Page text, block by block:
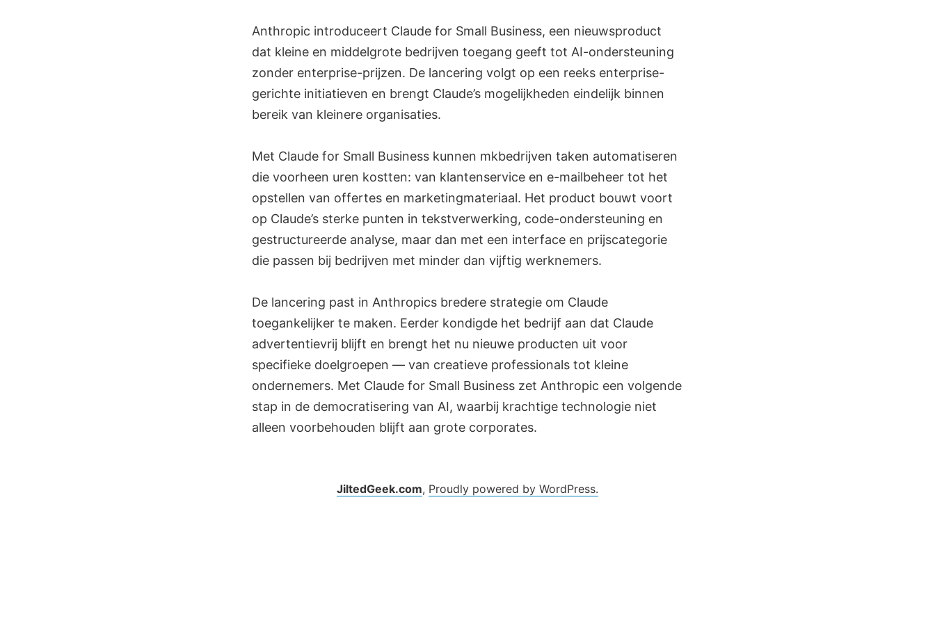
Anthropic introduceert Claude for Small Business, een nieuwsproduct
dat kleine en middelgrote bedrijven toegang geeft tot AI-ondersteuning
zonder enterprise-prijzen. De lancering volgt op een reeks enterprise-
gerichte initiatieven en brengt Claude’s mogelijkheden eindelijk binnen
bereik van kleinere organisaties.
Met Claude for Small Business kunnen mkbedrijven taken automatiseren
die voorheen uren kostten: van klantenservice en e-mailbeheer tot het
opstellen van offertes en marketingmateriaal. Het product bouwt voort
op Claude’s sterke punten in tekstverwerking, code-ondersteuning en
gestructureerde analyse, maar dan met een interface en prijscategorie
die passen bij bedrijven met minder dan vijftig werknemers.
De lancering past in Anthropics bredere strategie om Claude
toegankelijker te maken. Eerder kondigde het bedrijf aan dat Claude
advertentievrij blijft en brengt het nu nieuwe producten uit voor
specifieke doelgroepen — van creatieve professionals tot kleine
ondernemers. Met Claude for Small Business zet Anthropic een volgende
stap in de democratisering van AI, waarbij krachtige technologie niet
alleen voorbehouden blijft aan grote corporates.
JiltedGeek.com, Proudly powered by WordPress.